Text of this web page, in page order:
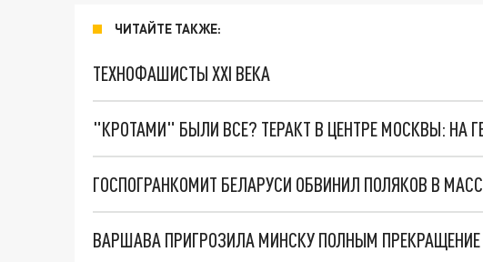
ЧИТАЙТЕ ТАКЖЕ:
ТЕХНОФАШИСТЫ XXI ВЕКА
"КРОТАМИ" БЫЛИ ВСЕ? ТЕРАКТ В ЦЕНТРЕ МОСКВЫ: НА
ВАРШАВА ПРИГРОЗИЛА МИНСКУ ПОЛНЫМ